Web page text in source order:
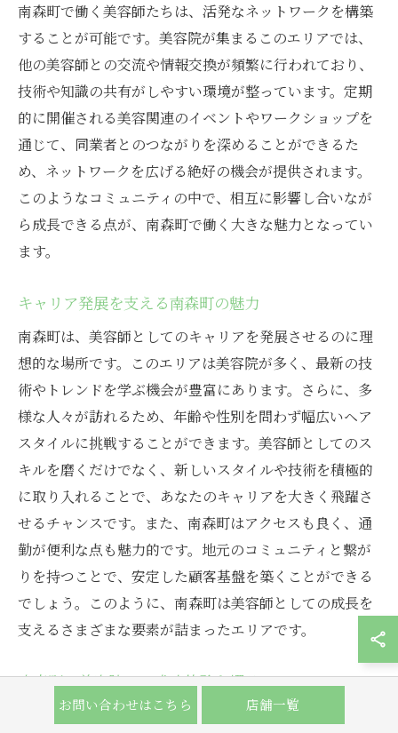
南森町で働く美容師たちは、活発なネットワークを構築
することが可能です。美容院が集まるこのエリアでは、
他の美容師との交流や情報交換が頻繁に行われており、
技術や知識の共有がしやすい環境が整っています。定期
的に開催される美容関連のイベントやワークショップを
通じて、同業者とのつながりを深めることができるた
め、ネットワークを広げる絶好の機会が提供されます。
このようなコミュニティの中で、相互に影響し合いなが
ら成長できる点が、南森町で働く大きな魅力となってい
ます。
キャリア発展を支える南森町の魅力
南森町は、美容師としてのキャリアを発展させるのに理
想的な場所です。このエリアは美容院が多く、最新の技
術やトレンドを学ぶ機会が豊富にあります。さらに、多
様な人々が訪れるため、年齢や性別を問わず幅広いヘア
スタイルに挑戦することができます。美容師としてのス
キルを磨くだけでなく、新しいスタイルや技術を積極的
に取り入れることで、あなたのキャリアを大きく飛躍さ
せるチャンスです。また、南森町はアクセスも良く、通
勤が便利な点も魅力的です。地元のコミュニティと繋が
りを持つことで、安定した顧客基盤を築くことができる
でしょう。このように、南森町は美容師としての成長を
支えるさまざまな要素が詰まったエリアです。
南森町の美容院での成功体験を探る
南森町の美容院で成功を収めるためには、まずお客様と
お問い合わせはこちら 店舗一覧